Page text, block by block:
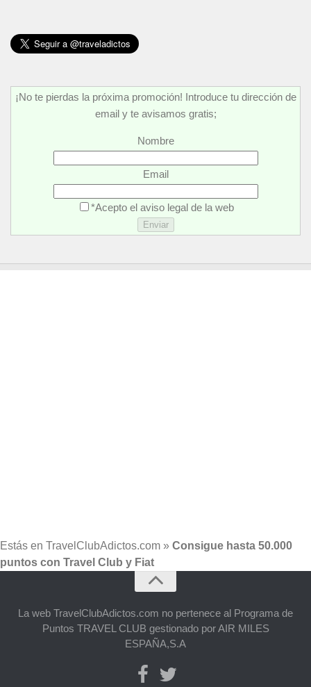
¡No te pierdas la próxima promoción! Introduce tu dirección de
email y te avisamos gratis;
Nombre
Email
*Acepto el aviso legal de la web
Estás en TravelClubAdictos.com » Consigue hasta 50.000
puntos con Travel Club y Fiat
La web TravelClubAdictos.com no pertenece al Programa de
Puntos TRAVEL CLUB gestionado por AIR MILES
ESPAÑA,S.A